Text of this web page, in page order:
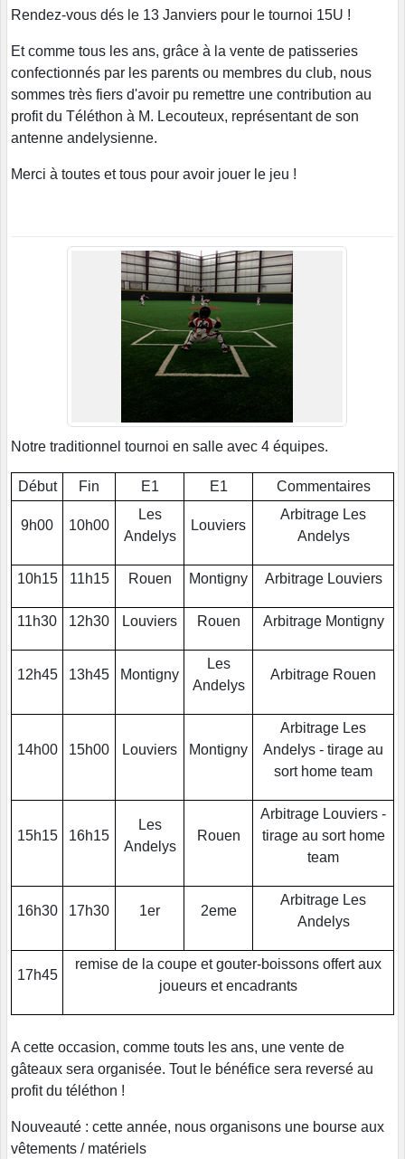
Rendez-vous dés le 13 Janviers pour le tournoi 15U !
Et comme tous les ans, grâce à la vente de patisseries
confectionnés par les parents ou membres du club, nous
sommes très fiers d'avoir pu remettre une contribution au
profit du Téléthon à M. Lecouteux, représentant de son
antenne andelysienne.
Merci à toutes et tous pour avoir jouer le jeu !
Notre traditionnel tournoi en salle avec 4 équipes.
Début Fin E1 E1 Commentaires
9h00 10h00
Les
Andelys
Louviers
Arbitrage Les
Andelys
10h15 11h15 Rouen Montigny Arbitrage Louviers
11h30 12h30 Louviers Rouen Arbitrage Montigny
12h45 13h45 Montigny
Les
Andelys
Arbitrage Rouen
14h00 15h00 Louviers Montigny
Arbitrage Les
Andelys - tirage au
sort home team
15h15 16h15
Les
Andelys
Rouen
Arbitrage Louviers -
tirage au sort home
team
16h30 17h30 1er 2eme
Arbitrage Les
Andelys
17h45
remise de la coupe et gouter-boissons offert aux
joueurs et encadrants
A cette occasion, comme touts les ans, une vente de
gâteaux sera organisée. Tout le bénéfice sera reversé au
profit du téléthon !
Nouveauté : cette année, nous organisons une bourse aux
vêtements / matériels